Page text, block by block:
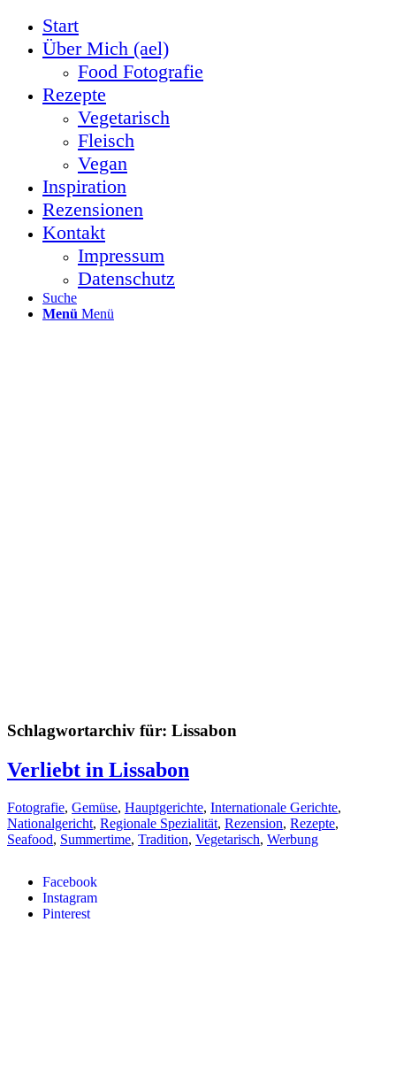
Start
Über Mich (ael)
Food Fotografie
Rezepte
Vegetarisch
Fleisch
Vegan
Inspiration
Rezensionen
Kontakt
Impressum
Datenschutz
Suche
Menü Menü
Facebook
Instagram
Pinterest
Schlagwortarchiv für: Lissabon
Verliebt in Lissabon
Fotografie, Gemüse, Hauptgerichte, Internationale Gerichte,
Nationalgericht, Regionale Spezialität, Rezension, Rezepte,
Seafood, Summertime, Tradition, Vegetarisch, Werbung